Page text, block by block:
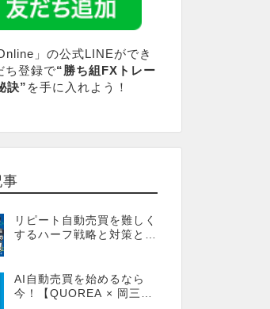
」の公式LINEができ
ち登録で“勝ち組FXトレー
訣” を手に入れよう！
リピート自動売買を難しく
するハーフ戦略と対策とし
AI自動売買を始めるなら
今！【QUOREA × 岡三オ